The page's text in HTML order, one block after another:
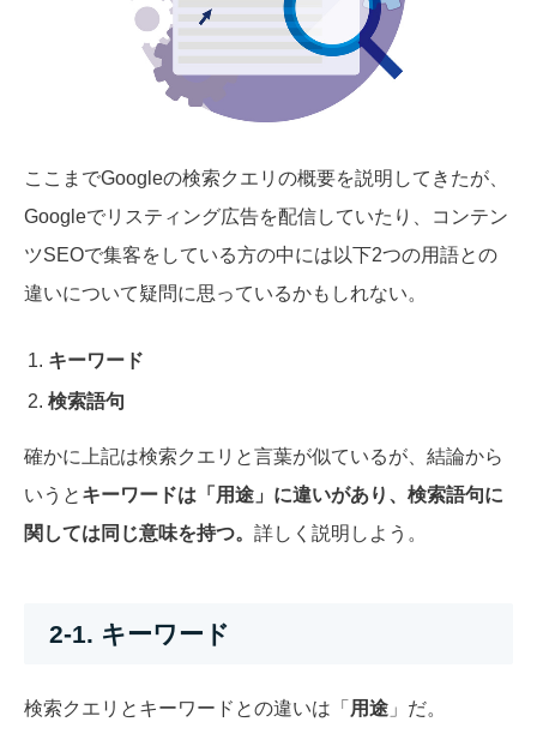
ここまでGoogleの検索クエリの概要を説明してきたが、
Googleでリスティング広告を配信していたり、コンテン
ツSEOで集客をしている方の中には以下2つの用語との
違いについて疑問に思っているかもしれない。
キーワード
検索語句
確かに上記は検索クエリと言葉が似ているが、結論から
いうと キーワードは「用途」に違いがあり、検索語句に
関しては同じ意味を持つ。 詳しく説明しよう。
2-1. キーワード
検索クエリとキーワードとの違いは「 用途 」だ。